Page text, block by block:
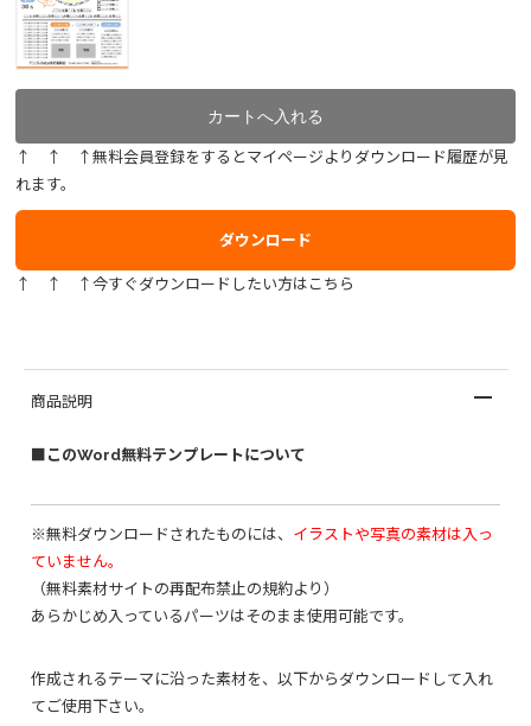
↑ ↑ ↑無料会員登録をするとマイページよりダウンロード履歴が見
れます。
ダウンロード
↑ ↑ ↑今すぐダウンロードしたい方はこちら
商品説明
■このWord無料テンプレートについて
※無料ダウンロードされたものには、 イラストや写真の素材は入っ
ていません。
（無料素材サイトの再配布禁止の規約より）
あらかじめ入っているパーツはそのまま使用可能です。
作成されるテーマに沿った素材を、以下からダウンロードして入れ
てご使用下さい。